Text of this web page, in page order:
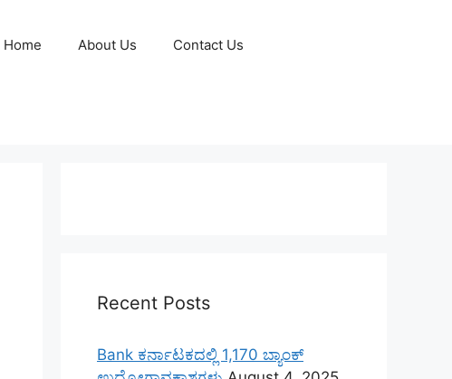
Home About Us Contact Us
Recent Posts
Bank ಕರ್ನಾಟಕದಲ್ಲಿ 1,170 ಬ್ಯಾಂಕ್